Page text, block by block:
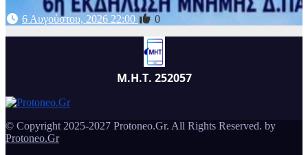
6 Αυγούστου, 2026 22:00 0
Μ.Η.Τ. 252057
© Copyright 2025-2027 Protoneo.Gr. All Rights Reserved. by
Protoneo.Gr